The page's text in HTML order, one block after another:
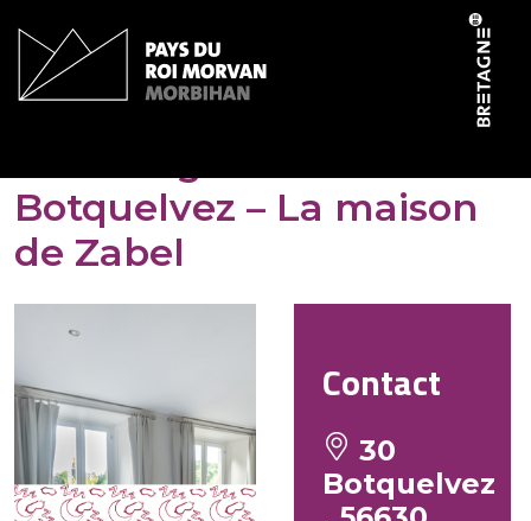
Botquelvez – La maison
de Zabel
Contact
30
Botquelvez